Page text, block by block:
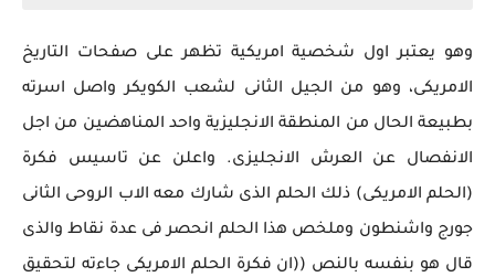
وهو يعتبر اول شخصية امريكية تظهر على صفحات التاريخ
الامريكى، وهو من الجيل الثانى لشعب الكويكر واصل اسرته
بطبيعة الحال من المنطقة الانجليزية واحد المناهضين من اجل
الانفصال عن العرش الانجليزى. واعلن عن تاسيس فكرة
(الحلم الامريكى) ذلك الحلم الذى شارك معه الاب الروحى الثانى
جورج واشنطون وملخص هذا الحلم انحصر فى عدة نقاط والذى
قال هو بنفسه بالنص ((ان فكرة الحلم الامريكى جاءته لتحقيق